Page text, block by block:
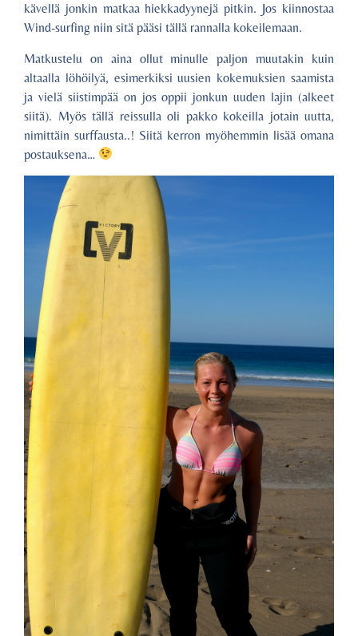
kävellä jonkin matkaa hiekkadyynejä pitkin. Jos kiinnostaa
Wind-surfing niin sitä pääsi tällä rannalla kokeilemaan.
Matkustelu on aina ollut minulle paljon muutakin kuin
altaalla löhöilyä, esimerkiksi uusien kokemuksien saamista
ja vielä siistimpää on jos oppii jonkun uuden lajin (alkeet
siitä). Myös tällä reissulla oli pakko kokeilla jotain uutta,
nimittäin surffausta..! Siitä kerron myöhemmin lisää omana
postauksena…